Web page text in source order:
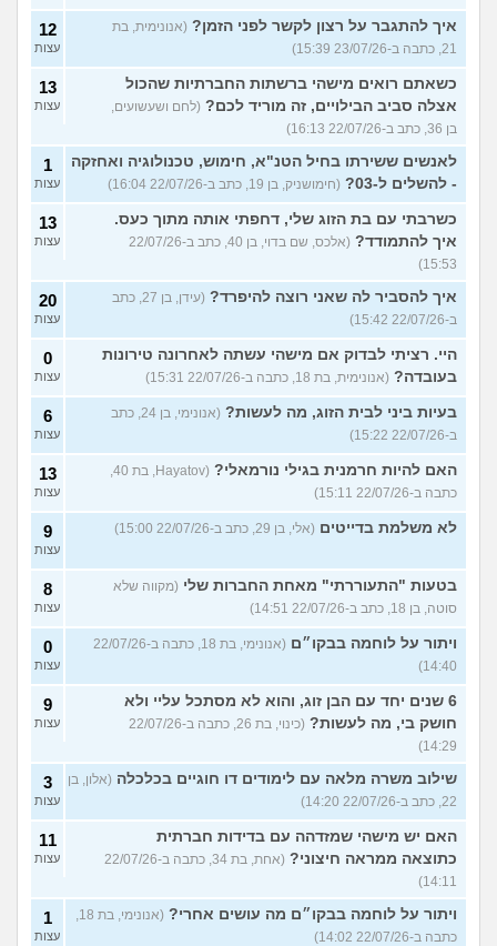
איך להתגבר על רצון לקשר לפני הזמן? (אנונימית, בת
21, כתבה ב-23/07/26 15:39)
12
עצות
כשאתם רואים מישהי ברשתות החברתיות שהכול
אצלה סביב הבילויים, זה מוריד לכם? (לחם ושעשועים,
בן 36, כתב ב-22/07/26 16:13)
13
עצות
לאנשים ששירתו בחיל הטנ"א, חימוש, טכנולוגיה ואחזקה
- להשלים ל-03?
(חימושניק, בן 19, כתב ב-22/07/26 16:04)
1
עצות
כשרבתי עם בת הזוג שלי, דחפתי אותה מתוך כעס.
איך להתמודד?
(אלכס, שם בדוי, בן 40, כתב ב-22/07/26
15:53)
13
עצות
איך להסביר לה שאני רוצה להיפרד?
(עידן, בן 27, כתב
ב-22/07/26 15:42)
20
עצות
היי. רציתי לבדוק אם מישהי עשתה לאחרונה טירונות
בעובדה? (אנונימית, בת 18, כתבה ב-22/07/26 15:31)
0
עצות
בעיות ביני לבית הזוג, מה לעשות?
(אנונימי, בן 24, כתב
ב-22/07/26 15:22)
6
עצות
האם להיות חרמנית בגילי נורמאלי?
(Hayatov, בת 40,
כתבה ב-22/07/26 15:11)
13
עצות
לא משלמת בדייטים (אלי, בן 29, כתב ב-22/07/26 15:00) 9
עצות
בטעות "התעוררתי" מאחת החברות שלי (מקווה שלא
סוטה, בן 18, כתב ב-22/07/26 14:51)
8
עצות
ויתור על לוחמה בבקו״ם
(אנונימי, בת 18, כתבה ב-22/07/26
14:40)
0
עצות
6 שנים יחד עם הבן זוג, והוא לא מסתכל עליי ולא
חושק בי, מה לעשות?
(כינוי, בת 26, כתבה ב-22/07/26
14:29)
9
עצות
שילוב משרה מלאה עם לימודים דו חוגיים בכלכלה (אלון, בן
22, כתב ב-22/07/26 14:20)
3
עצות
האם יש מישהי שמזדהה עם בדידות חברתית
כתוצאה ממראה חיצוני?
(אחת, בת 34, כתבה ב-22/07/26
14:11)
11
עצות
ויתור על לוחמה בבקו״ם מה עושים אחרי?
(אנונימי, בת 18,
כתבה ב-22/07/26 14:02)
1
עצות